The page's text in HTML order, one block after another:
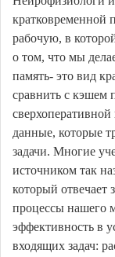
кратковременной
рабочую, в
о том, что мы
память- это вид
сравнить с кэшем
данные, которые
задачи. Многие
источником так
который отвечает
процессы нашего
эффективность в
входящих задач: